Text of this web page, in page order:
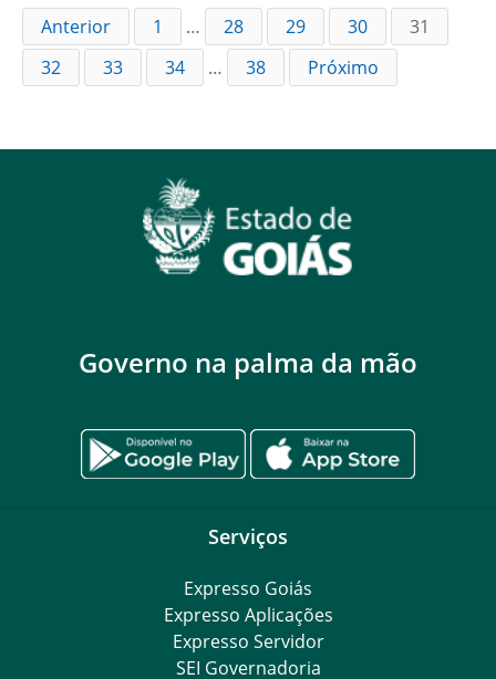
Anterior 1 … 28 29 30
31
32
33 34 … 38 Próximo
Governo na palma da mão
Serviços
Expresso Goiás
Expresso Aplicações
Expresso Servidor
SEI Governadoria